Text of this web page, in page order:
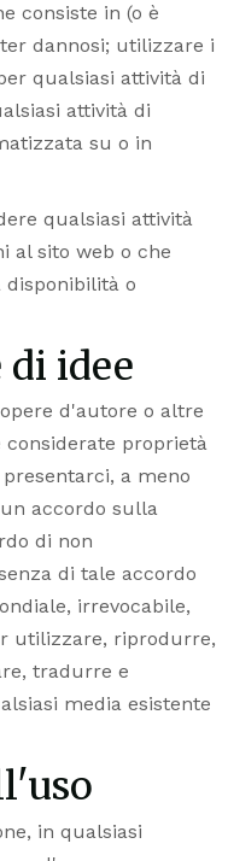
consiste in (o è
dannosi; utilizzare i
qualsiasi attività di
attività di
su o in
qualsiasi attività
al sito web o che
o
di idee
d'autore o altre
considerate proprietà
a meno
accordo sulla
di non
di tale accordo
irrevocabile,
utilizzare, riprodurre,
tradurre e
media esistente
in qualsiasi